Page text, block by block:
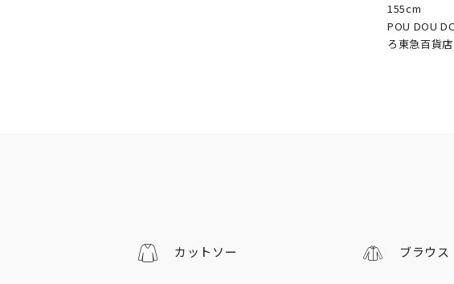
155cm
POU DOU
ろ東急百貨店
カットソー ブラウス